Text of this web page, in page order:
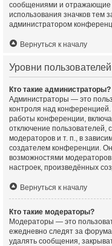
сообщениями и отражающие
использования значков тем
администратором
Вернуться к началу
Уровни
Кто такие администраторы?
Администраторы — это
контроля над
работы конференции,
отключение пользователей,
модераторов и т. п., в
создателем конференции.
возможностями
настроек, произведённых
Вернуться к началу
Кто такие модераторы?
Модераторы — это
ежедневно следят за
удалять сообщения,